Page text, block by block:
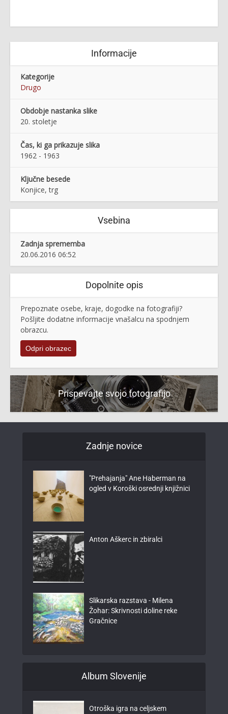
Informacije
Kategorije
Drugo
Obdobje nastanka slike
20. stoletje
Čas, ki ga prikazuje slika
1962 - 1963
Ključne besede
Konjice, trg
Vsebina
Zadnja sprememba
20.06.2016 06:52
Dopolnite opis
Prepoznate osebe, kraje, dogodke na fotografiji?
Pošljite dodatne informacije vnašalcu na spodnjem
obrazcu.
Odpri obrazec
Prispevajte svojo fotografijo
Zadnje novice
"Prehajanja" Ane Haberman na
ogled v Koroški osrednji knjižnici
Anton Aškerc in zbiralci
Slikarska razstava - Milena
Žohar: Skrivnosti doline reke
Gračnice
Album Slovenije
Otroška igra na celjskem